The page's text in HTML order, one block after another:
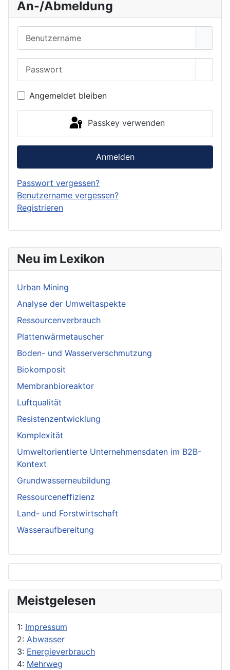
Neu im Lexikon
Urban Mining
Analyse der Umweltaspekte
Ressourcenverbrauch
Plattenwärmetauscher
Boden- und Wasserverschmutzung
Biokomposit
Membranbioreaktor
Luftqualität
Resistenzentwicklung
Komplexität
Umweltorientierte Unternehmensdaten im B2B-
Kontext
Grundwasserneubildung
Ressourceneffizienz
Land- und Forstwirtschaft
Wasseraufbereitung
Meistgelesen
1: Impressum
2: Abwasser
3: Energieverbrauch
4: Mehrweg
An-/Abmeldung
Angemeldet bleiben
Passkey verwenden
Anmelden
Passwort vergessen?
Benutzername vergessen?
Registrieren